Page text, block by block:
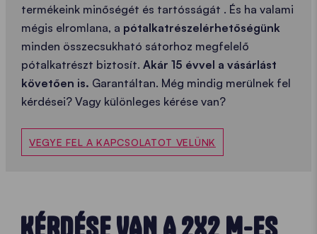
termékeink minőségét és tartósságát . És ha valami
mégis elromlana, a pótalkatrészelérhetőségünk
minden összecsukható sátorhoz megfelelő
pótalkatrészt biztosít. Akár 15 évvel a vásárlást
követően is. Garantáltan. Még mindig merülnek fel
kérdései? Vagy különleges kérése van?
VEGYE FEL A KAPCSOLATOT VELÜNK